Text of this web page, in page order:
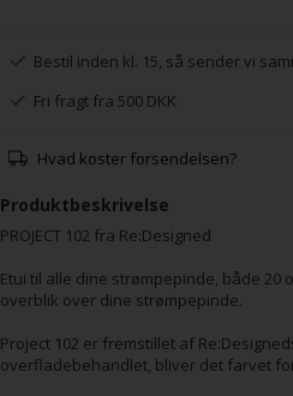
Bestil inden kl. 15, så sender vi
Fri fragt fra 500 DKK
Hvad koster forsendelsen?
Produktbeskrivelse
PROJECT 102 fra Re:Designed
Etui til alle dine strømpepinde, både 20
overblik over dine strømpepinde.
Project 102 er fremstillet af
overfladebehandlet, bliver det farvet